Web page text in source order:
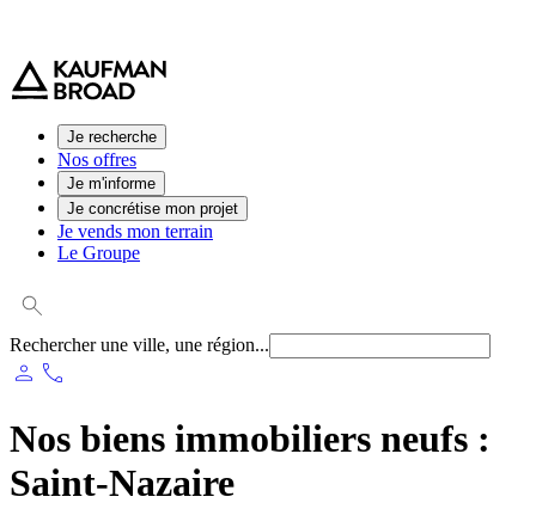
Je recherche
Nos offres
Je m'informe
Je concrétise mon projet
Je vends mon terrain
Le Groupe
Rechercher une ville, une région...
person phone
Nos biens immobiliers neufs :
Saint-Nazaire